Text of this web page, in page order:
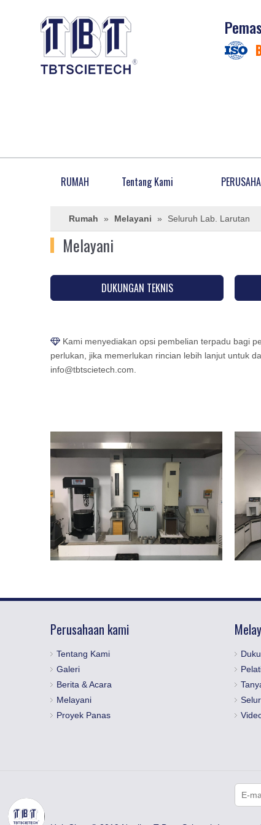
RUMAH Tentang Kami
Rumah » Melayani » Seluruh Lab. Larutan
Melayani
DUKUNGAN TEKNIS
 Kami menyediakan opsi pembelian terpadu bagi
perlukan, jika memerlukan rincian lebih lanjut untuk
info@tbtscietech.com.
Perusahaan kami
Tentang Kami
Galeri
Berita & Acara
Melayani
Proyek Panas